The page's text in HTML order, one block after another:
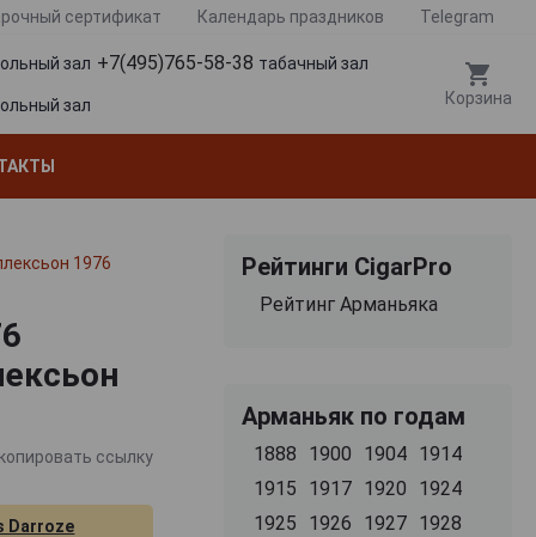
сертификат Календарь праздников Telegram
зал +7(495)765-58-38 табачный зал
зал Корзина
1976
ссылку
Darroze
Рейтинги CigarPro
Рейтинг Арманьяка
Арманьяк по годам
1888 1900 1904 1914
1915
1917 1920
1924
1925
1926 1927 1928